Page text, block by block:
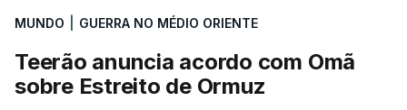
MUNDO GUERRA NO MÉDIO ORIENTE
Teerão anuncia acordo com Omã
sobre Estreito de Ormuz